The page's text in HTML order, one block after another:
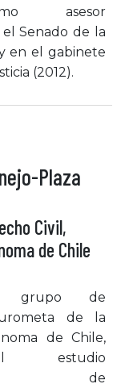
asesor
Senado de la
en el gabinete
(2012).
Plaza
Civil,
de Chile
grupo de
de la
de Chile,
estudio
de